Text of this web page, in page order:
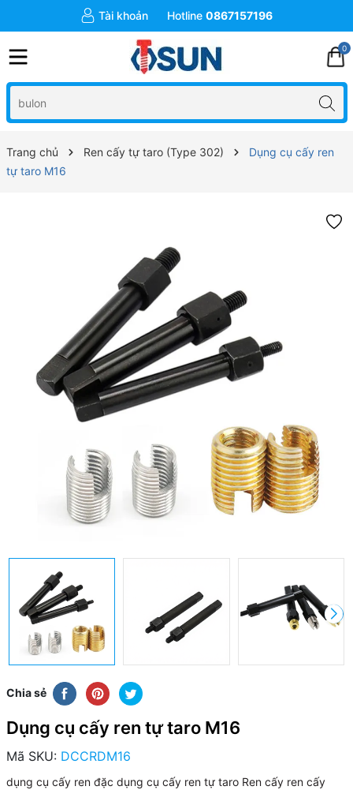
Tài khoản Hotline 0867157196
0
Trang chủ Ren cấy tự taro (Type 302)
Dụng cụ cấy ren
tự taro M16
Chia sẻ
Dụng cụ cấy ren tự taro M16
Mã SKU: DCCRDM16
dụng cụ cấy ren đặc dụng cụ cấy ren tự taro Ren cấy ren cấy